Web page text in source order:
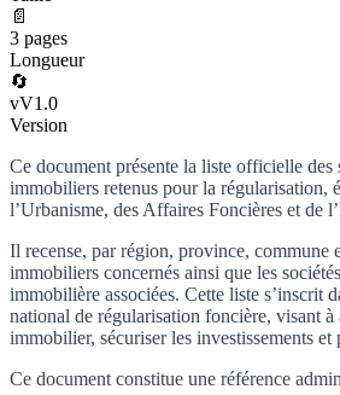
📄
3 pages
Longueur
🔄
vV1.0
Version
Ce document présente la liste officielle des
immobiliers retenus pour la régularisation,
l’Urbanisme, des Affaires Foncières et de
Il recense, par région, province, commune
immobiliers concernés ainsi que les
immobilière associées. Cette liste s’inscrit
national de régularisation foncière, visant à
immobilier, sécuriser les investissements et
Ce document constitue une référence